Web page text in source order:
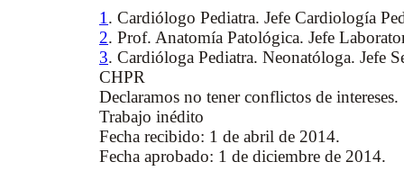
1 . Cardiólogo Pediatra. Jefe Cardiología
2. Prof. Anatomía Patológica. Jefe
3. Cardióloga Pediatra. Neonatóloga. Jefe
CHPR
Declaramos no tener conflictos de intereses.
Trabajo inédito
Fecha recibido: 1 de abril de 2014.
Fecha aprobado: 1 de diciembre de 2014.